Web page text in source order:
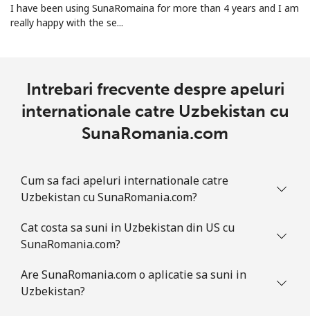
I have been using SunaRomaina for more than 4 years and I am
really happy with the se...
Intrebari frecvente despre apeluri
internationale catre Uzbekistan cu
SunaRomania.com
Cum sa faci apeluri internationale catre
Uzbekistan cu SunaRomania.com?
Cat costa sa suni in Uzbekistan din US cu
SunaRomania.com?
Are SunaRomania.com o aplicatie sa suni in
Uzbekistan?